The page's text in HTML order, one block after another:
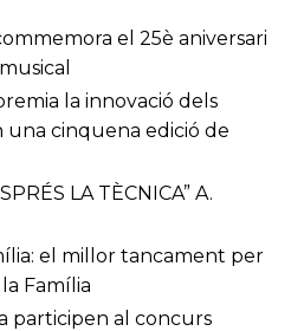
el 25è aniversari
la innovació dels
una cinquena edició de
LA TÈCNICA” A.
el millor tancament per
Família
participen al concurs